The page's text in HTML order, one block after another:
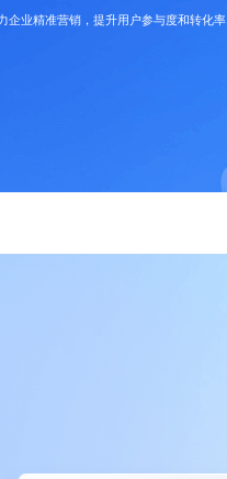
企业精准营销，提升用户参与度和转化率